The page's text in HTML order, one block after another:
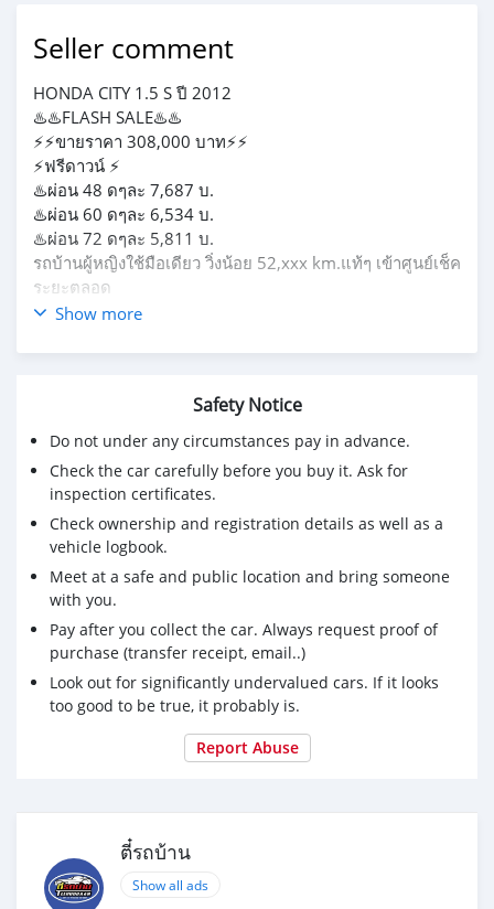
Seller comment
HONDA CITY 1.5 S ปี 2012
♨️♨️FLASH SALE♨️♨️
⚡️⚡️ขายราคา 308,000 บาท⚡️⚡️
⚡️ฟรีดาวน์ ⚡️
♨️ผ่อน 48 ดๆละ 7,687 บ.
♨️ผ่อน 60 ดๆละ 6,534 บ.
♨️ผ่อน 72 ดๆละ 5,811 บ.
รถบ้านผู้หญิงใช้มือเดียว วิ่งน้อย 52,xxx km.แท้ๆ เข้าศูนย์เช็ค
ระยะตลอด
ฟรีดาวน์ ไฟแนนท์จัดได้เต็ม เบาะหนัง ชุดแต่งรอบคัน
📌วิ่งน้อย 52,xxx km.แท้ๆ
📌ฟรีดาวน์ ไฟแนนท์จัดได้เต็ม
📌เบาะหนัง ชุดแต่งรอบคัน
📌ไม่มีชน ไม่ติดGAS
📌ไม่จมน้ำ เครื่องเกียร์ดี
📌ช่วงล่างแน่น แอร์หนาว
📌พร้อมใช้งาน เล่มพร้อมโอน
📌ซื้อสดไม่บวกvat
📌ทดลองขับได้
✅ขาย สด-ผ่อน
✅หาอยู่ไม่ผิดหวัง
✅ถูกสุดในเว็บ
✅เอกสารพร้อมโอน
Show more
Safety Notice
Do not under any circumstances pay in advance.
Check the car carefully before you buy it. Ask for
inspection certificates.
Check ownership and registration details as well as a
vehicle logbook.
Meet at a safe and public location and bring someone
with you.
Pay after you collect the car. Always request proof of
purchase (transfer receipt, email..)
Look out for significantly undervalued cars. If it looks
too good to be true, it probably is.
Report Abuse
ตี๋รถบ้าน
Show all ads